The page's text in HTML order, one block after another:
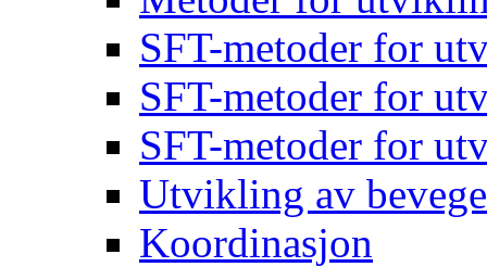
SFT-metoder for
SFT-metoder for
SFT-metoder for
Utvikling av
Koordinasjon